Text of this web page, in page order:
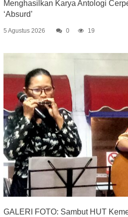
Menghasilkan Karya Antologi
‘Absurd’
5 Agustus 2026 0 19
GALERI FOTO: Sambut HUT